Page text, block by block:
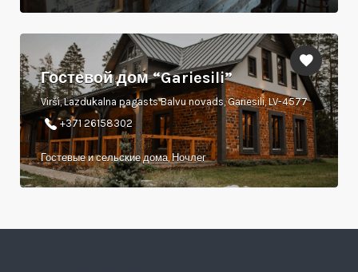
Гостевой дом “Gariesili”
Virši, Lazdukalna pagasts Balvu novads, Gariesili, LV-4577
+371 26158302
Гостевые и сельские дома, Ночлег